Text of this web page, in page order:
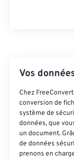
Vos
Chez
conversion de
système de
données, que
un document.
de données
prenons en